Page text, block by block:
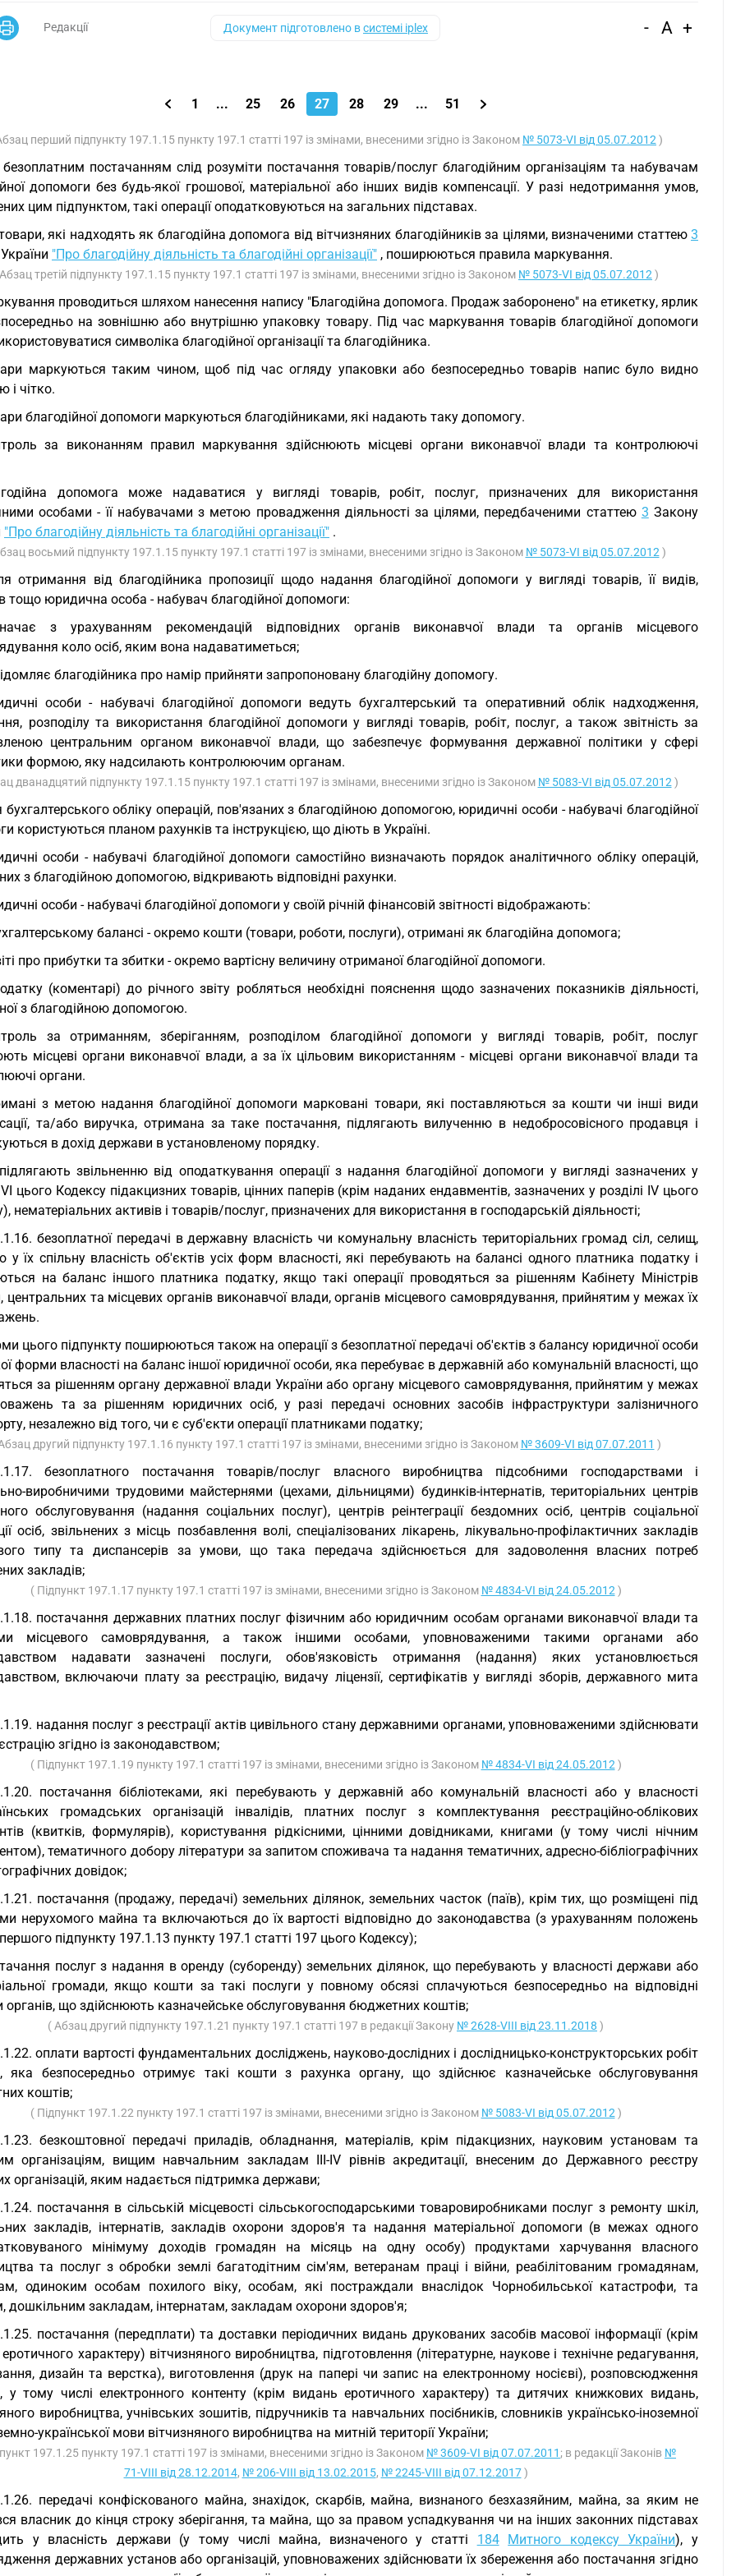
Редакції Документ підготовлено всистемі iplex - A +
1 ... 25 26 27 28 29 ... 51
перший підпункту 197.1.15 пункту 197.1 статті 197 із змінами, внесеними згідно із Законом № 5073-VI від 05.07.2012 )
безоплатним постачанням слід розуміти постачання товарів/послуг благодійним організаціям та набувачам
допомоги без будь-якої грошової, матеріальної або інших видів компенсації. У разі недотримання умов,
цим підпунктом, такі операції оподатковуються на загальних підставах.
які надходять як благодійна допомога від вітчизняних благодійників за цілями, визначеними статтею 3
"Про благодійну діяльність та благодійні організації" , поширюються правила маркування.
третій підпункту 197.1.15 пункту 197.1 статті 197 із змінами, внесеними згідно із Законом № 5073-VI від 05.07.2012 )
проводиться шляхом нанесення напису "Благодійна допомога. Продаж заборонено" на етикетку, ярлик
на зовнішню або внутрішню упаковку товару. Під час маркування товарів благодійної допомоги
символіка благодійної організації та благодійника.
маркуються таким чином, щоб під час огляду упаковки або безпосередньо товарів напис було видно
і чітко.
благодійної допомоги маркуються благодійниками, які надають таку допомогу.
за виконанням правил маркування здійснюють місцеві органи виконавчої влади та контролюючі
допомога може надаватися у вигляді товарів, робіт, послуг, призначених для використання
особами - її набувачами з метою провадження діяльності за цілями, передбаченими статтею 3 Закону
"Про благодійну діяльність та благодійні організації" .
восьмий підпункту 197.1.15 пункту 197.1 статті 197 із змінами, внесеними згідно із Законом № 5073-VI від 05.07.2012 )
отримання від благодійника пропозиції щодо надання благодійної допомоги у вигляді товарів, її видів,
тощо юридична особа - набувач благодійної допомоги:
з урахуванням рекомендацій відповідних органів виконавчої влади та органів місцевого
коло осіб, яким вона надаватиметься;
благодійника про намір прийняти запропоновану благодійну допомогу.
особи - набувачі благодійної допомоги ведуть бухгалтерський та оперативний облік надходження,
розподілу та використання благодійної допомоги у вигляді товарів, робіт, послуг, а також звітність за
центральним органом виконавчої влади, що забезпечує формування державної політики у сфері
формою, яку надсилають контролюючим органам.
дванадцятий підпункту 197.1.15 пункту 197.1 статті 197 із змінами, внесеними згідно із Законом № 5083-VI від 05.07.2012 )
обліку операцій, пов'язаних з благодійною допомогою, юридичні особи - набувачі благодійної
користуються планом рахунків та інструкцією, що діють в Україні.
особи - набувачі благодійної допомоги самостійно визначають порядок аналітичного обліку операцій,
з благодійною допомогою, відкривають відповідні рахунки.
особи - набувачі благодійної допомоги у своїй річній фінансовій звітності відображають:
балансі - окремо кошти (товари, роботи, послуги), отримані як благодійна допомога;
про прибутки та збитки - окремо вартісну величину отриманої благодійної допомоги.
(коментарі) до річного звіту робляться необхідні пояснення щодо зазначених показників діяльності,
з благодійною допомогою.
за отриманням, зберіганням, розподілом благодійної допомоги у вигляді товарів, робіт, послуг
місцеві органи виконавчої влади, а за їх цільовим використанням - місцеві органи виконавчої влади та
органи.
з метою надання благодійної допомоги марковані товари, які поставляються за кошти чи інші види
та/або виручка, отримана за таке постачання, підлягають вилученню в недобросовісного продавця і
в дохід держави в установленому порядку.
звільненню від оподаткування операції з надання благодійної допомоги у вигляді зазначених у
VI цього Кодексу підакцизних товарів, цінних паперів (крім наданих ендавментів, зазначених у розділі IV цього
нематеріальних активів і товарів/послуг, призначених для використання в господарській діяльності;
безоплатної передачі в державну власність чи комунальну власність територіальних громад сіл, селищ,
у їх спільну власність об'єктів усіх форм власності, які перебувають на балансі одного платника податку і
на баланс іншого платника податку, якщо такі операції проводяться за рішенням Кабінету Міністрів
центральних та місцевих органів виконавчої влади, органів місцевого самоврядування, прийнятим у межах їх
цього підпункту поширюються також на операції з безоплатної передачі об'єктів з балансу юридичної особи
форми власності на баланс іншої юридичної особи, яка перебуває в державній або комунальній власності, що
за рішенням органу державної влади України або органу місцевого самоврядування, прийнятим у межах
та за рішенням юридичних осіб, у разі передачі основних засобів інфраструктури залізничного
незалежно від того, чи є суб'єкти операції платниками податку;
другий підпункту 197.1.16 пункту 197.1 статті 197 із змінами, внесеними згідно із Законом № 3609-VI від 07.07.2011 )
безоплатного постачання товарів/послуг власного виробництва підсобними господарствами і
виробничими трудовими майстернями (цехами, дільницями) будинків-інтернатів, територіальних центрів
обслуговування (надання соціальних послуг), центрів реінтеграції бездомних осіб, центрів соціальної
осіб, звільнених з місць позбавлення волі, спеціалізованих лікарень, лікувально-профілактичних закладів
типу та диспансерів за умови, що така передача здійснюється для задоволення власних потреб
закладів;
( Підпункт 197.1.17 пункту 197.1 статті 197 із змінами, внесеними згідно із Законом № 4834-VI від 24.05.2012 )
постачання державних платних послуг фізичним або юридичним особам органами виконавчої влади та
місцевого самоврядування, а також іншими особами, уповноваженими такими органами або
надавати зазначені послуги, обов'язковість отримання (надання) яких установлюється
включаючи плату за реєстрацію, видачу ліцензії, сертифікатів у вигляді зборів, державного мита
надання послуг з реєстрації актів цивільного стану державними органами, уповноваженими здійснювати
згідно із законодавством;
( Підпункт 197.1.19 пункту 197.1 статті 197 із змінами, внесеними згідно із Законом № 4834-VI від 24.05.2012 )
постачання бібліотеками, які перебувають у державній або комунальній власності або у власності
громадських організацій інвалідів, платних послуг з комплектування реєстраційно-облікових
(квитків, формулярів), користування рідкісними, цінними довідниками, книгами (у тому числі нічним
тематичного добору літератури за запитом споживача та надання тематичних, адресно-бібліографічних
довідок;
постачання (продажу, передачі) земельних ділянок, земельних часток (паїв), крім тих, що розміщені під
нерухомого майна та включаються до їх вартості відповідно до законодавства (з урахуванням положень
підпункту 197.1.13 пункту 197.1 статті 197 цього Кодексу);
послуг з надання в оренду (суборенду) земельних ділянок, що перебувають у власності держави або
громади, якщо кошти за такі послуги у повному обсязі сплачуються безпосередньо на відповідні
органів, що здійснюють казначейське обслуговування бюджетних коштів;
( Абзац другий підпункту 197.1.21 пункту 197.1 статті 197 в редакції Закону № 2628-VIII від 23.11.2018 )
оплати вартості фундаментальних досліджень, науково-дослідних і дослідницько-конструкторських робіт
яка безпосередньо отримує такі кошти з рахунка органу, що здійснює казначейське обслуговування
коштів;
( Підпункт 197.1.22 пункту 197.1 статті 197 із змінами, внесеними згідно із Законом № 5083-VI від 05.07.2012 )
безкоштовної передачі приладів, обладнання, матеріалів, крім підакцизних, науковим установам та
організаціям, вищим навчальним закладам III-IV рівнів акредитації, внесеним до Державного реєстру
організацій, яким надається підтримка держави;
постачання в сільській місцевості сільськогосподарськими товаровиробниками послуг з ремонту шкіл,
закладів, інтернатів, закладів охорони здоров'я та надання матеріальної допомоги (в межах одного
мінімуму доходів громадян на місяць на одну особу) продуктами харчування власного
та послуг з обробки землі багатодітним сім'ям, ветеранам праці і війни, реабілітованим громадянам,
одиноким особам похилого віку, особам, які постраждали внаслідок Чорнобильської катастрофи, та
дошкільним закладам, інтернатам, закладам охорони здоров'я;
постачання (передплати) та доставки періодичних видань друкованих засобів масової інформації (крім
характеру) вітчизняного виробництва, підготовлення (літературне, наукове і технічне редагування,
дизайн та верстка), виготовлення (друк на папері чи запис на електронному носієві), розповсюдження
у тому числі електронного контенту (крім видань еротичного характеру) та дитячих книжкових видань,
виробництва, учнівських зошитів, підручників та навчальних посібників, словників українсько-іноземної
української мови вітчизняного виробництва на митній території України;
197.1.25 пункту 197.1 статті 197 із змінами, внесеними згідно із Законом № 3609-VI від 07.07.2011 ; в редакції Законів №
71-VIII від 28.12.2014, № 206-VIII від 13.02.2015, № 2245-VIII від 07.12.2017)
передачі конфіскованого майна, знахідок, скарбів, майна, визнаного безхазяйним, майна, за яким не
власник до кінця строку зберігання, та майна, що за правом успадкування чи на інших законних підставах
у власність держави (у тому числі майна, визначеного у статті 184 Митного кодексу України), у
державних установ або організацій, уповноважених здійснювати їх збереження або постачання згідно